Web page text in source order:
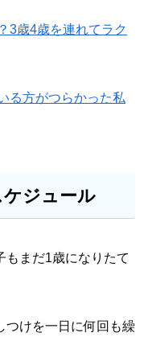
3歳4歳を連れてラク
る方がつらかった私
ジュール
もまだ1歳になりたて
つけを一日に何回も繰